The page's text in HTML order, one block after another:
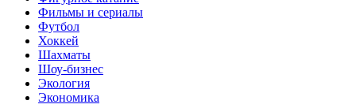
Фильмы и сериалы
Футбол
Хоккей
Шахматы
Шоу-бизнес
Экология
Экономика